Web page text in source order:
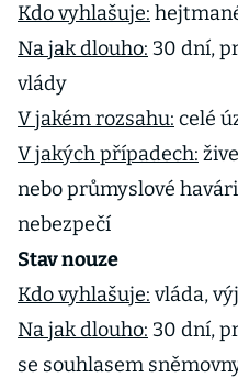
Kdo vyhlašuje:
Na jak dlouho: 30 dní,
vlády
V jakém rozsahu: celé
V jakých případech:
nebo průmyslové
nebezpečí
Stav nouze
Kdo vyhlašuje: vláda,
Na jak dlouho: 30 dní,
se souhlasem